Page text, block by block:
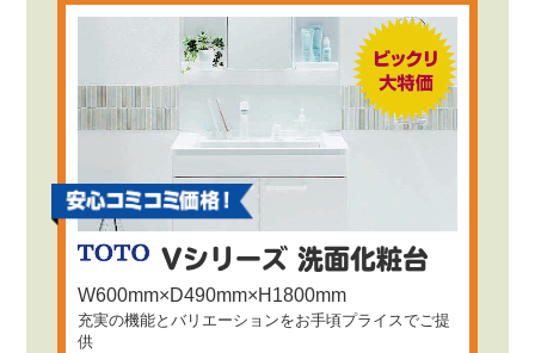
Vシリーズ 洗面化粧台
W600mm×D490mm×H1800mm
充実の機能とバリエーションをお手頃プライスでご提
供